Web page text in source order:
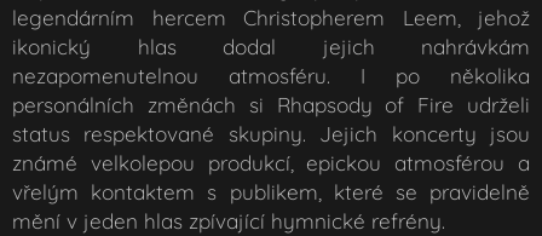
legendárním hercem Christopherem Leem, jehož
ikonický hlas dodal jejich nahrávkám
nezapomenutelnou atmosféru. I po několika
personálních změnách si Rhapsody of Fire udrželi
status respektované skupiny. Jejich koncerty jsou
známé velkolepou produkcí, epickou atmosférou a
vřelým kontaktem s publikem, které se pravidelně
mění v jeden hlas zpívající hymnické refrény.